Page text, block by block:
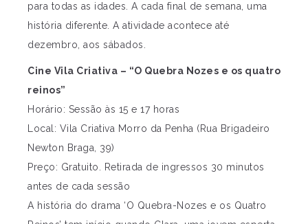
para todas as idades. A cada final de semana, uma
história diferente. A atividade acontece até
dezembro, aos sábados.
Cine Vila Criativa – “O Quebra Nozes e os quatro
reinos”
Horário: Sessão às 15 e 17 horas
Local: Vila Criativa Morro da Penha (Rua Brigadeiro
Newton Braga, 39)
Preço: Gratuito. Retirada de ingressos 30 minutos
antes de cada sessão
A história do drama ‘O Quebra-Nozes e os Quatro